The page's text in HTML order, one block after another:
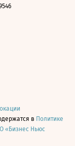
в Политике
«Бизнес Ньюс